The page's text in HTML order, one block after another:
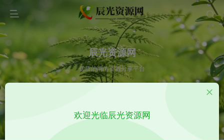
辰光资源网
优质的网络资源分享平台
欢迎光临辰光资源网